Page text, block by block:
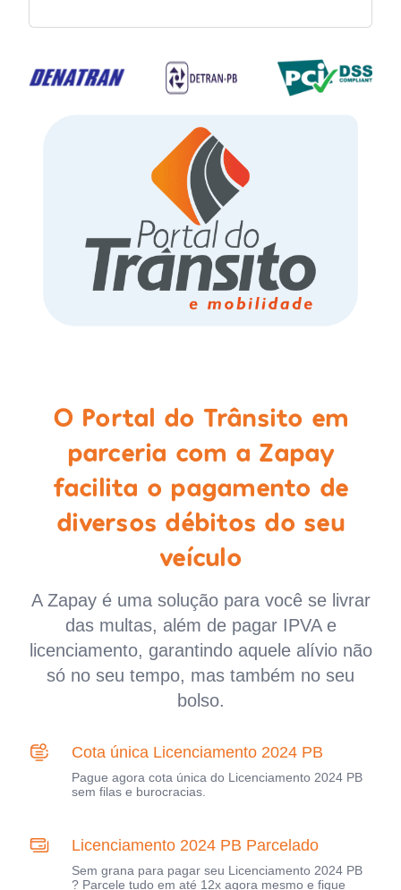
O Portal do Trânsito em
parceria com a Zapay
facilita o pagamento de
diversos débitos do seu
veículo
A Zapay é uma solução para você se livrar
das multas, além de pagar IPVA e
licenciamento, garantindo aquele alívio não
só no seu tempo, mas também no seu
bolso.
Cota única Licenciamento 2024 PB
Pague agora cota única do Licenciamento 2024 PB
sem filas e burocracias.
Licenciamento 2024 PB Parcelado
Sem grana para pagar seu Licenciamento 2024 PB
? Parcele tudo em até 12x agora mesmo e fique